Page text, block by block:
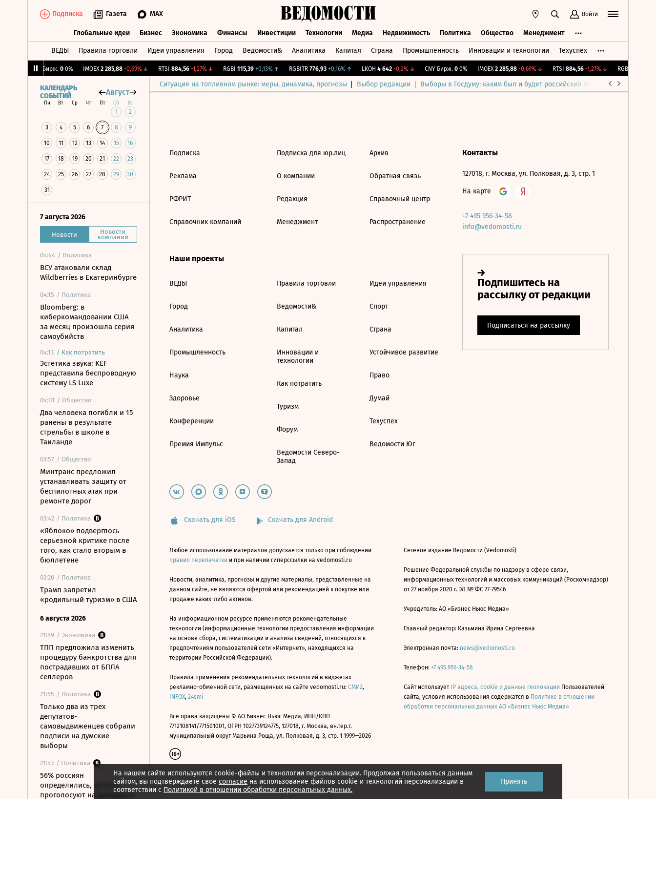
Подписка Газета MAX Войти
Глобальные идеи Бизнес Экономика Финансы Инвестиции Технологии Медиа Недвижимость Политика Общество Менеджмент
ВЕДЫ Правила торговли Идеи управления Город Ведомости& Аналитика Капитал Страна Промышленность Инновации и технологии Техуспех
CNY Бирж. 0 0% IMOEX 2 285,88 -0,69%↓ RTSI 884,56 -1,27%↓ RGBI 115,39 +0,13%↑ RGBITR 776,93 +0,16%↑ LKOH 4 642 -0,2%↓ CNY Бирж. 0 0% IMOEX 2 285,88 -0,69%↓ RTSI 884,56 -1,27%↓ RGBI 115,39
Ситуация на топливном рынке: меры, динамика, прогнозы Выбор редакции Выборы в Госдуму: каким был и будет российский парламент
КАЛЕНДАРЬ
СОБЫТИЙ
Август
Пн Вт Ср Чт Пт Сб Вс
1 2
3 4 5 6 7 8 9
10 11 12 13 14 15 16
17 18 19 20 21 22 23
24 25 26 27 28 29 30
31
7 августа 2026
Новости Новости
компаний
04:44 / Политика
ВСУ атаковали склад
Wildberries в Екатеринбурге
04:15 / Политика
Bloomberg: в
киберкомандовании США
за месяц произошла серия
самоубийств
04:13 / Как потратить
Эстетика звука: KEF
представила беспроводную
систему LS Luxe
04:01 / Общество
Два человека погибли и 15
ранены в результате
стрельбы в школе в
Таиланде
03:57 / Общество
Минтранс предложил
устанавливать защиту от
беспилотных атак при
ремонте дорог
03:42 / Политика
«Яблоко» подверглось
серьезной критике после
того, как стало вторым в
бюллетене
03:20 / Политика
Трамп запретил
«родильный туризм» в США
6 августа 2026
21:59 / Экономика
ТПП предложила изменить
процедуру банкротства для
пострадавших от БПЛА
селлеров
21:55 / Политика
Только два из трех
депутатов-
самовыдвиженцев собрали
подписи на думские
выборы
21:53 / Политика
56% россиян
определились, за кого
проголосуют на выборах в
На нашем сайте используются cookie-файлы и технологии персонализации. Продолжая пользоваться данным
сайтом, вы подтверждаете свое согласие на использование файлов cookie и технологий персонализации в
соответствии с Политикой в отношении обработки персональных данных.
Принять
Подписка
Реклама
РФРИТ
Справочник компаний
Подписка для юр.лиц
О компании
Редакция
Менеджмент
Архив
Обратная связь
Справочный центр
Распространение
Наши проекты
ВЕДЫ
Город
Аналитика
Промышленность
Наука
Здоровье
Конференции
Премия Импульс
Правила торговли
Ведомости&
Капитал
Инновации и
технологии
Как потратить
Туризм
Форум
Ведомости Северо-
Запад
Идеи управления
Спорт
Страна
Устойчивое развитие
Право
Думай
Техуспех
Ведомости Юг
Контакты
127018, г. Москва, ул. Полковая, д. 3, стр. 1
На карте
+7 495 956-34-58
info@vedomosti.ru
Скачать для iOS Скачать для Android
Любое использование материалов допускается только при соблюдении
правил перепечатки и при наличии гиперссылки на vedomosti.ru
Новости, аналитика, прогнозы и другие материалы, представленные на
данном сайте, не являются офертой или рекомендацией к покупке или
продаже каких-либо активов.
На информационном ресурсе применяются рекомендательные
технологии (информационные технологии предоставления информации
на основе сбора, систематизации и анализа сведений, относящихся к
предпочтениям пользователей сети «Интернет», находящихся на
территории Российской Федерации).
Правила применения рекомендательных технологий в виджетах
рекламно-обменной сети, размещенных на сайте vedomosti.ru: СМИ2,
INFOX, 24smi
Все права защищены © АО Бизнес Ньюс Медиа, ИНН/КПП
7712108141/771501001, ОГРН 1027739124775, 127018, г. Москва, вн.тер.г.
муниципальный округ Марьина Роща, ул. Полковая, д. 3, стр. 1 1999—2026
Сетевое издание Ведомости (Vedomosti)
Решение Федеральной службы по надзору в сфере связи,
информационных технологий и массовых коммуникаций (Роскомнадзор)
от 27 ноября 2020 г. ЭЛ № ФС 77-79546
Учредитель: АО «Бизнес Ньюс Медиа»
Главный редактор: Казьмина Ирина Сергеевна
Электронная почта: news@vedomosti.ru
Телефон: +7 495 956-34-58
Сайт использует IP адреса, cookie и данные геолокации Пользователей
сайта, условия использования содержатся в Политике в отношении
обработки персональных данных АО «Бизнес Ньюс Медиа»